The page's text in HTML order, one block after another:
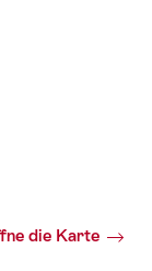
die Karte